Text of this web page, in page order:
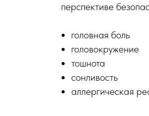
перспективе
головная боль
головокружение
тошнота
сонливость
аллергическая